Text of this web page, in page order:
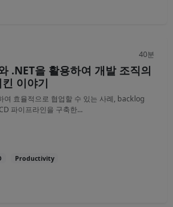
40분
.NET을 활용하여 개발 조직의
이야기
효율적으로 협업할 수 있는 사례, backlog
파이프라인을 구축한...
Productivity